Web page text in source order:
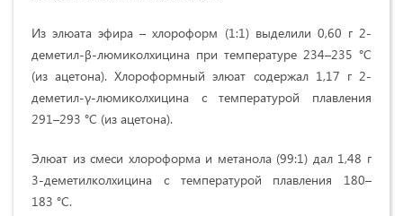
Из элюата эфира – хлороформ (1:1) выделили 0,60 г 2-
деметил-β-люмиколхицина при температуре 234–235 °С
(из ацетона). Хлороформный элюат содержал 1,17 г 2-
деметил-γ-люмиколхицина с температурой плавления
291–293 °С (из ацетона).
Элюат из смеси хлороформа и метанола (99:1) дал 1,48 г
3-деметилколхицина с температурой плавления 180–
183 °С.